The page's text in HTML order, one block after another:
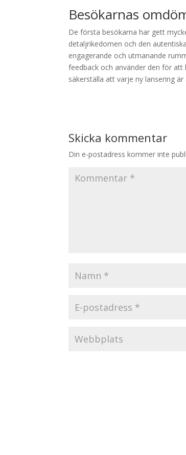
Besökarnas
De första besökarna har gett
detaljrikedomen och den
engagerande och utmanande
feedback och använder den för
säkerställa att varje ny lansering
Skicka kommentar
Din e-postadress kommer inte